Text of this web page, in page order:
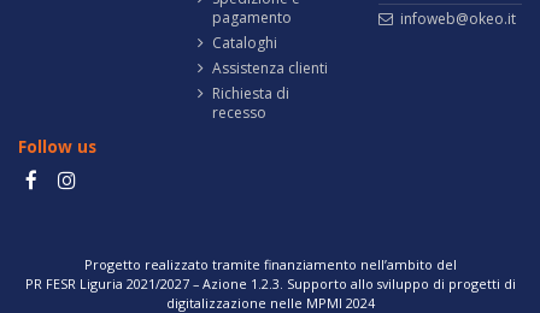
pagamento
Cataloghi
Assistenza clienti
Richiesta di
recesso
infoweb@okeo.it
Follow us
Progetto realizzato tramite finanziamento nell’ambito del
PR FESR Liguria 2021/2027 – Azione 1.2.3. Supporto allo sviluppo di progetti di
digitalizzazione nelle MPMI 2024